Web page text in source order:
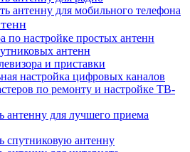
антенну для мобильного телефона
по настройке простых антенн
антенн
и приставки
настройка цифровых каналов
по ремонту и настройке ТВ-
антенну для лучшего приема
спутниковую антенну